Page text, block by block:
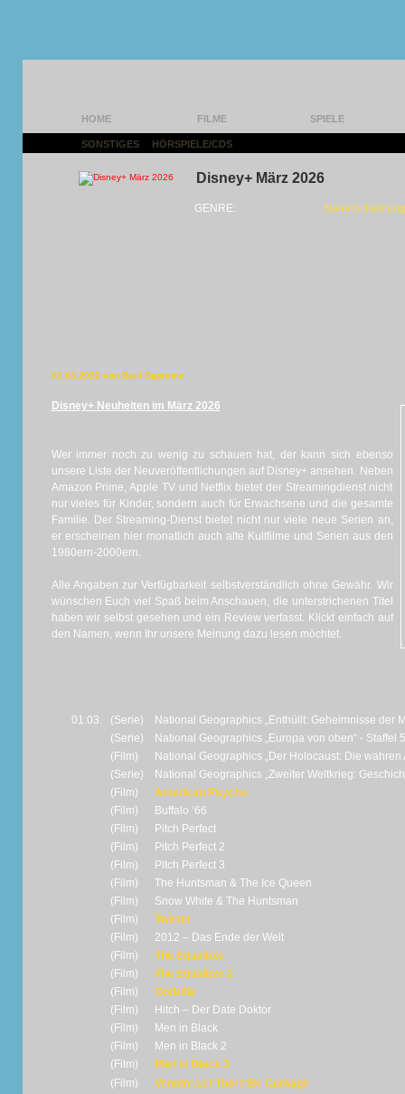
HOME FILME SPIELE
SONSTIGES HÖRSPIELE/CDS
Disney+ März 2026
GENRE:
01.03.2026 von Beef Supreme
Disney+ Neuheiten im März 2026
Wer immer noch zu wenig zu schauen hat, der kann sich ebenso
unsere Liste der Neuveröffentlichungen auf Disney+ ansehen. Neben
Amazon Prime, Apple TV und Netflix bietet der Streamingdienst nicht
nur vieles für Kinder, sondern auch für Erwachsene und die gesamte
Familie. Der Streaming-Dienst bietet nicht nur viele neue Serien an,
er erscheinen hier monatlich auch alte Kultfilme und Serien aus den
1980ern-2000ern.
Alle Angaben zur Verfügbarkeit selbstverständlich ohne Gewähr. Wir
wünschen Euch viel Spaß beim Anschauen, die unterstrichenen Titel
haben wir selbst gesehen und ein Review verfasst. Klickt einfach auf
den Namen, wenn Ihr unsere Meinung dazu lesen möchtet.
01.03. (Serie)
National Geographics „Enthüllt: Geheimnisse der
(Serie)
National Geographics „Europa von oben“ - Staffel
(Film)
National Geographics „Der Holocaust: Die wahren
(Serie)
National Geographics „Zweiter Weltkrieg:
(Film)
American Psycho
(Film)
Buffalo ‘66
(Film)
Pitch Perfect
(Film)
Pitch Perfect 2
(Film)
Pitch Perfect 3
(Film)
The Huntsman & The Ice Queen
(Film)
Snow White & The Huntsman
(Film)
Twister
(Film)
2012 – Das Ende der Welt
(Film)
The Equalizer
(Film)
The Equalizer 2
(Film)
Godzilla
(Film)
Hitch – Der Date Doktor
(Film)
Men in Black
(Film)
Men in Black 2
(Film)
Men in Black 3
(Film)
Venom: Let There Be Carnage